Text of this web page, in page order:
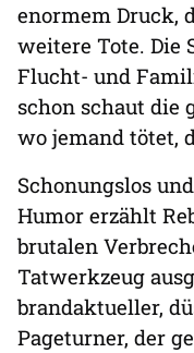
enormem Druck,
weitere Tote. Die
Flucht- und
schon schaut die
wo jemand tötet,
Schonungslos
Humor erzählt
brutalen
Tatwerkzeug
brandaktueller,
Pageturner, der